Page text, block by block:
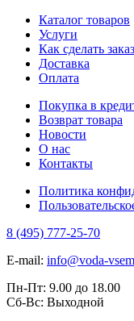
Каталог товаров
Услуги
Как сделать заказ
Доставка
Оплата
Покупка в
Возврат товара
Новости
О нас
Контакты
Политика
8 (495) 777-25-70
E-mail: info@voda-
Пн-Пт: 9.00 до 18.00
Сб-Вс: Выходной